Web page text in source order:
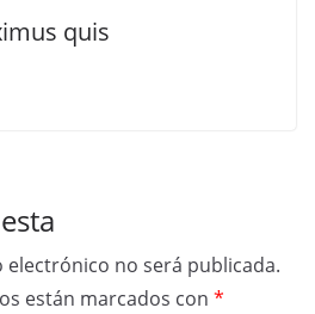
quis
no será publicada.
están marcados con *